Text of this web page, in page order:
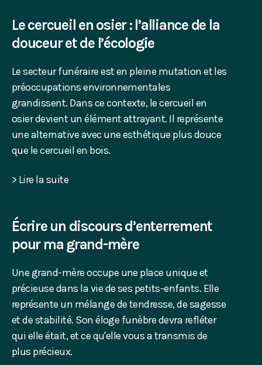
Le cercueil en osier : l’alliance de la
douceur et de l’écologie
Le secteur funéraire est en pleine mutation et les
préoccupations environnementales
grandissent. Dans ce contexte, le cercueil en
osier devient un élément attrayant. Il représente
une alternative avec une esthétique plus douce
que le cercueil en bois.
> Lire la suite
Écrire un discours d’enterrement
pour ma grand-mère
Une grand-mère occupe une place unique et
précieuse dans la vie de ses petits-enfants. Elle
représente un mélange de tendresse, de sagesse
et de stabilité. Son éloge funèbre devra refléter
qui elle était, et ce qu'elle vous a transmis de
plus précieux.